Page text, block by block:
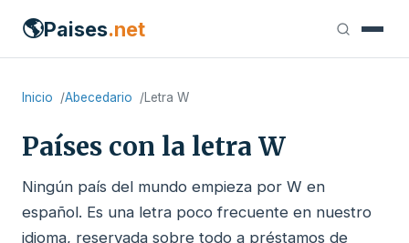
🌎Paises.net
Inicio Abecedario Letra W
Países con la letra W
Ningún país del mundo empieza por W en
español. Es una letra poco frecuente en nuestro
idioma, reservada sobre todo a préstamos de